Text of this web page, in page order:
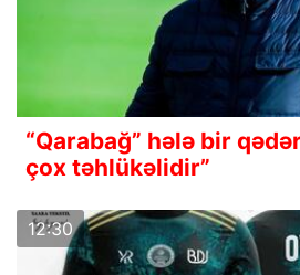
“Qarabağ” hələ bir
çox təhlükəlidir”
12:30